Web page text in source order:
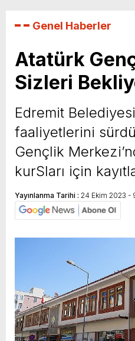
Genel Haberler
Atatürk
Sizleri
Edremit
faaliyetlerini
Gençlik
kurSları için
Yayınlanma Tarihi : 24 Ekim 2023 -